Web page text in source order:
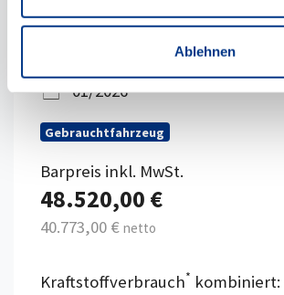
Ablehnen
211 PS (155 kW)
01/2026
Gebrauchtfahrzeug
Barpreis inkl. MwSt.
48.520,00 €
40.773,00 € netto
Kraftstoffverbrauch* kombiniert: